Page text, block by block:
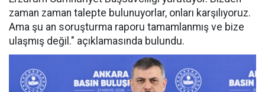
zaman zaman talepte bulunuyorlar, onları karşılıyoruz.
Ama şu an soruşturma raporu tamamlanmış ve bize
ulaşmış değil." açıklamasında bulundu.